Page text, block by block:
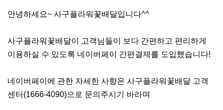
안녕하세요~ 사구플라워꽃배달입니다^^
사구플라워꽃배달이 고객님들이 보다 간편하고 편리하게
이용하실 수 있도록 네이버페이 간편결제를 도입했습니다!
네이버페이에 관한 자세한 사항은 사구플라워꽃배달 고객
센터(1666-4090)으로 문의주시기 바라며